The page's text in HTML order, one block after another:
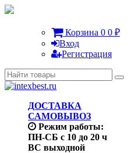
Корзина 0 0 ₽
Вход
Регистрация
ДОСТАВКА
САМОВЫВОЗ
Режим работы:
ПН-СБ с 10 до 20 ч
ВС выходной